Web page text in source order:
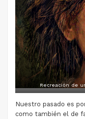
Recreación de
Nuestro pasado es
como también el de